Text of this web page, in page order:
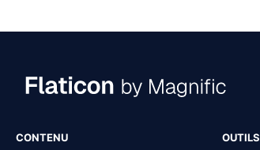
CONTENU OUTILS